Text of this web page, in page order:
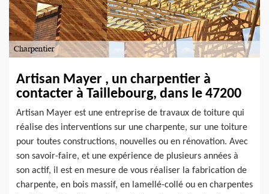
Artisan Mayer , un charpentier à
contacter à Taillebourg, dans le 47200
Artisan Mayer est une entreprise de travaux de toiture qui
réalise des interventions sur une charpente, sur une toiture
pour toutes constructions, nouvelles ou en rénovation. Avec
son savoir-faire, et une expérience de plusieurs années à
son actif, il est en mesure de vous réaliser la fabrication de
charpente, en bois massif, en lamellé-collé ou en charpentes